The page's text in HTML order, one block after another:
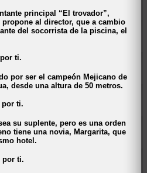
principal “El trovador”,
al director, que a cambio
del socorrista de la piscina, el
por ser el campeón Mejicano de
desde una altura de 50 metros.
su suplente, pero es una orden
tiene una novia, Margarita, que
hotel.